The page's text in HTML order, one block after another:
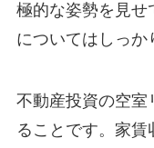
極的な姿勢を見せ
についてはしっか
不動産投資の空室
ることです。家賃